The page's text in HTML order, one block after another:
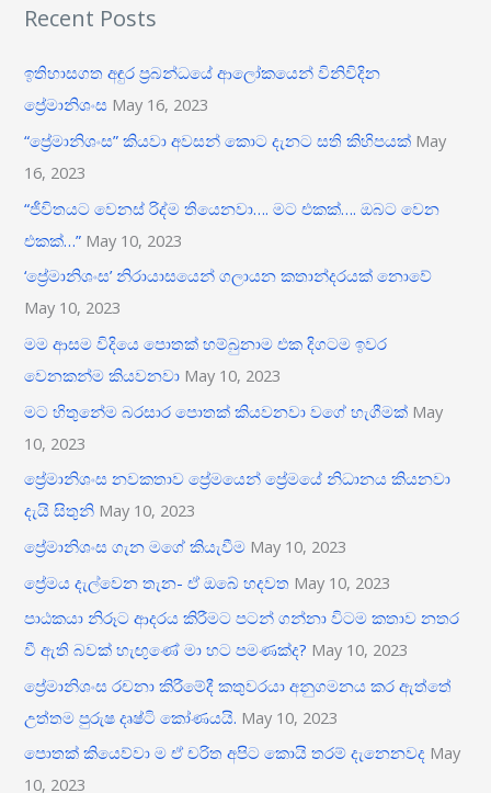
rRecent Posts
ඉතිහාසගත අඳුර ප‍්‍රබන්ධයේ ආලෝකයෙන් විනිවිදින
ප්‍රේමානිශංස May 16, 2023
“ප්‍රේමානිශංස” කියවා අවසන් කොට දැනට සති කිහිපයක් May
16, 2023
“ජීවිතයට වෙනස් රිද්ම තියෙනවා…. මට එකක්…. ඔබට වෙන
එකක්…” May 10, 2023
‘ප්‍රේමානිශංස’ නිරායාසයෙන් ගලායන කතාන්දරයක් නොවේ
May 10, 2023
මම ආසම විදියෙ පොතක් හම්බුනාම එක දිගටම ඉවර
වෙනකන්ම කියවනවා May 10, 2023
මට හිතුනේම බරසාර පොතක් කියවනවා වගේ හැගීමක් May
10, 2023
ප්‍රේමානිශංස නවකතාව ප්‍රේමයෙන් ප්‍රේමයේ නිධානය කියනවා
දැයි සිතුනි May 10, 2023
ප්‍රේමානිශංස ගැන මගේ කියැවීම May 10, 2023
ප්‍රේමය දැල්වෙන තැන- ඒ ඔබේ හදවත May 10, 2023
පාඨකයා නිරූට ආදරය කිරීමට පටන් ගන්නා විටම කතාව නතර
වී ඇති බවක් හැඟුණේ මා හට පමණක්ද? May 10, 2023
ප්‍රේමානිශංස රචනා කිරීමේදී කතුවරයා අනුගමනය කර ඇත්තේ
උත්තම පුරුෂ දෘෂ්ටි කෝණයයි. May 10, 2023
පොතක් කියෙව්වා ම ඒ චරිත අපිට කොයි තරම් දැනෙනවද May
10, 2023